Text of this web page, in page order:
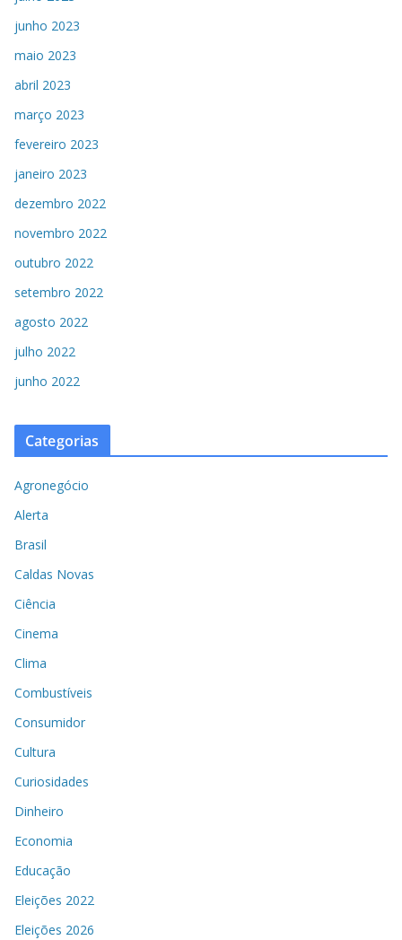
junho 2023
maio 2023
abril 2023
março 2023
fevereiro 2023
janeiro 2023
dezembro 2022
novembro 2022
outubro 2022
setembro 2022
agosto 2022
julho 2022
junho 2022
Categorias
Agronegócio
Alerta
Brasil
Caldas Novas
Ciência
Cinema
Clima
Combustíveis
Consumidor
Cultura
Curiosidades
Dinheiro
Economia
Educação
Eleições 2022
Eleições 2026